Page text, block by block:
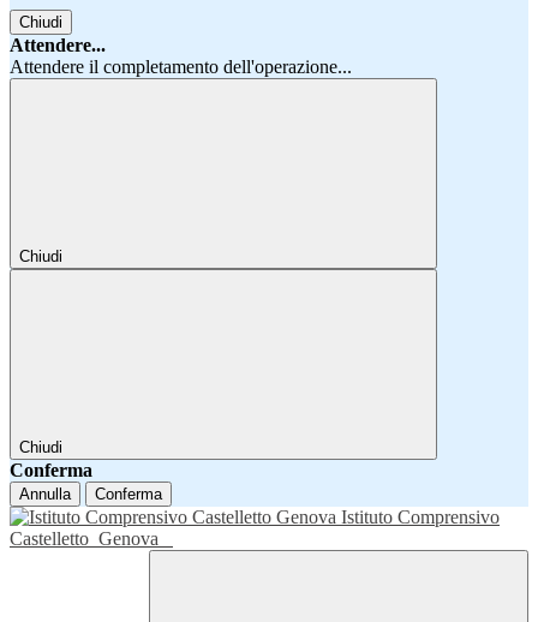
Chiudi
Attendere...
Attendere il completamento dell'operazione...
Chiudi
Chiudi
Conferma
Annulla Conferma
Istituto Comprensivo
Castelletto Genova